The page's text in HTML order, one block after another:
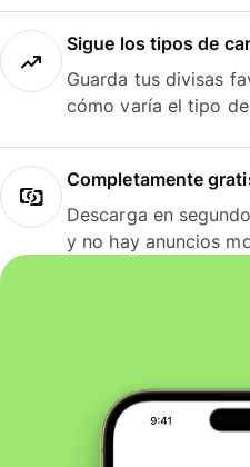
Sigue los tipos de
Guarda tus divisas
cómo varía el tipo
Completamente
Descarga en
y no hay anuncios